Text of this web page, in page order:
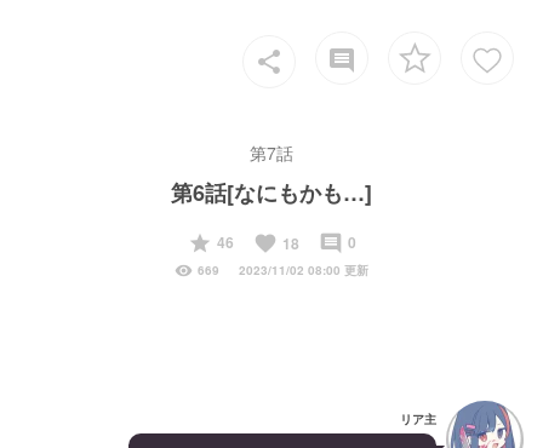
share insert_comment
第7話
第6話[なにもかも…]
start
46 favorite 18 insert_comment 0
visibility 669 2023/11/02 08:00 更新
リア主